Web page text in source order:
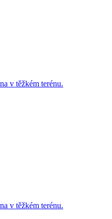
v těžkém terénu.
v těžkém terénu.